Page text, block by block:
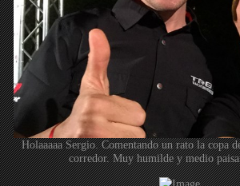
Holaaaaa Sergio. Comentando un rato la copa
corredor. Muy humilde y medio